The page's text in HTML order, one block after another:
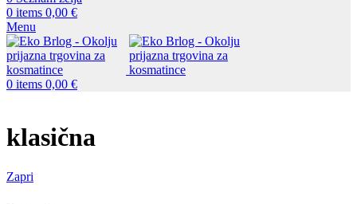
0 items 0,00 €
Menu
0 items 0,00 €
klasična
Zapri